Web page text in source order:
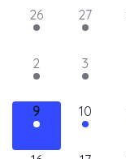
ベ
ト
の
カ
レ
14
イ
ン
26
11
イ
ン
27
11
イ
ベ
ン
2
11
イ
ン
3
12
イ
ベ
9
10
イ
10